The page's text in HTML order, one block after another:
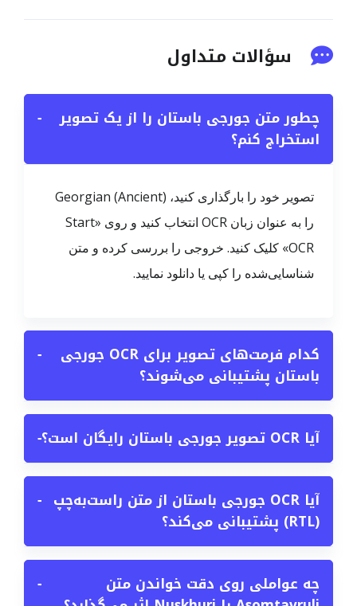
سؤالات متداول
چطور متن جورجی باستان را از یک تصویر
استخراج کنم؟
−
تصویر خود را بارگذاری کنید، Georgian (Ancient)
را به عنوان زبان OCR انتخاب کنید و روی «Start
OCR» کلیک کنید. خروجی را بررسی کرده و متن
شناسایی‌شده را کپی یا دانلود نمایید.
کدام فرمت‌های تصویر برای OCR جورجی
باستان پشتیبانی می‌شوند؟
−
آیا OCR تصویر جورجی باستان رایگان است؟ −
آیا OCR جورجی باستان از متن راست‌به‌چپ
(RTL) پشتیبانی می‌کند؟
−
چه عواملی روی دقت خواندن متن
−